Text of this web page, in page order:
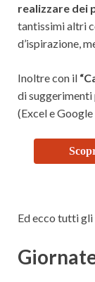
realizzare dei
tantissimi altri
d’ispirazione,
Inoltre con il
di
(Excel e
Ed ecco tutti